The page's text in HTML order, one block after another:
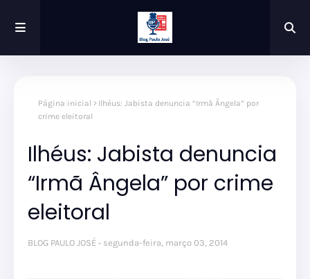
Página inicial
Ilhéus: Jabista denuncia “Irmã Ângela” por
crime eleitoral
Ilhéus: Jabista denuncia
“Irmã Ângela” por crime
eleitoral
BLOG PAULO JOSÉ segunda-feira, março 03, 2014